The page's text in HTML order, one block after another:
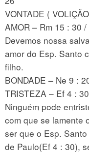
VONTADE (
AMOR – Rm 15 : 30
Devemos nossa
amor do Esp. Santo
filho.
BONDADE – Ne 9 :
TRISTEZA – Ef 4 : 30
Ninguém pode
com que se lamente
ser que o Esp.
de Paulo(Ef 4 : 30),